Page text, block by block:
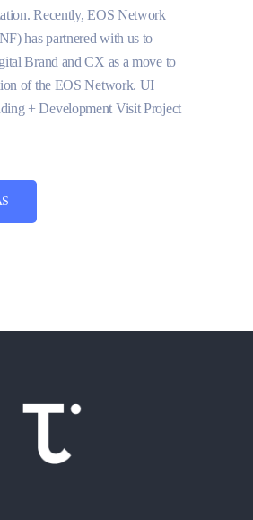
Recently, EOS Network
has partnered with us to
Brand and CX as a move to
of the EOS Network. UI
+ Development Visit Project